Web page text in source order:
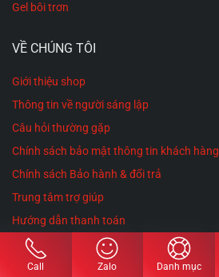
Gel bôi trơn
VỀ CHÚNG TÔI
Giới thiệu shop
Thông tin về người sáng lập
Câu hỏi thường gặp
Chính sách bảo mật thông tin khách hàng
Chính sách Bảo hành & đổi trả
Trung tâm trợ giúp
Hướng dẫn thanh toán
Chính sách giao nhận hàng
Chính sách cookie
Call Zalo Danh mục